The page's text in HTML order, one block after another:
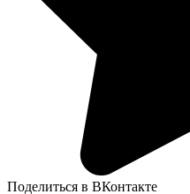
Поделиться в ВКонтакте